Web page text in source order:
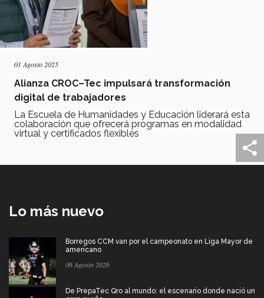
01 Agosto 2025
Alianza CROC–Tec impulsará transformación
digital de trabajadores
La Escuela de Humanidades y Educación liderará esta
colaboración que ofrecerá programas en modalidad
virtual y certificados flexibles
Lo más nuevo
Borregos CCM van por el campeonato en Liga Mayor de
americano
06 Agosto 2026
De PrepaTec Qro al mundo: el escenario donde nació un